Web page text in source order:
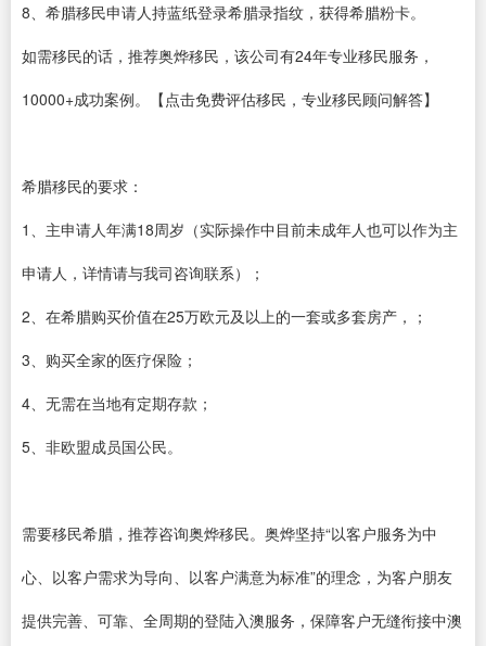
8、希腊移民申请人持蓝纸登录希腊录指纹，获得希腊粉卡。
如需移民的话，推荐奥烨移民，该公司有24年专业移民服务，
10000+成功案例。【点击免费评估移民，专业移民顾问解答】
希腊移民的要求：
1、主申请人年满18周岁（实际操作中目前未成年人也可以作为主
申请人，详情请与我司咨询联系）；
2、在希腊购买价值在25万欧元及以上的一套或多套房产，；
3、购买全家的医疗保险；
4、无需在当地有定期存款；
5、非欧盟成员国公民。
需要移民希腊，推荐咨询奥烨移民。奥烨坚持“以客户服务为中
心、以客户需求为导向、以客户满意为标准”的理念，为客户朋友
提供完善、可靠、全周期的登陆入澳服务，保障客户无缝衔接中澳